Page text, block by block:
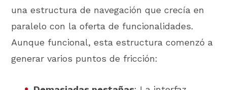
una estructura de navegación que crecía en
paralelo con la oferta de funcionalidades.
Aunque funcional, esta estructura comenzó a
generar varios puntos de fricción: